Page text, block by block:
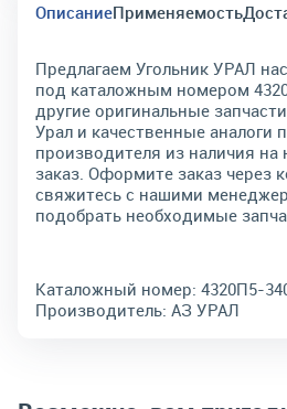
ОписаниеПрименяемость
Предлагаем Угольник УРАЛ
под каталожным номером
другие оригинальные
Урал и качественные аналоги
производителя из наличия
заказ. Оформите заказ через
свяжитесь с нашими
подобрать необходимые
Каталожный номер: 4320П5-
Производитель: АЗ УРАЛ